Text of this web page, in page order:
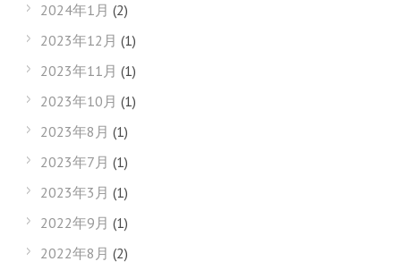
2024年1月 (2)
2023年12月 (1)
2023年11月 (1)
2023年10月 (1)
2023年8月 (1)
2023年7月 (1)
2023年3月 (1)
2022年9月 (1)
2022年8月 (2)